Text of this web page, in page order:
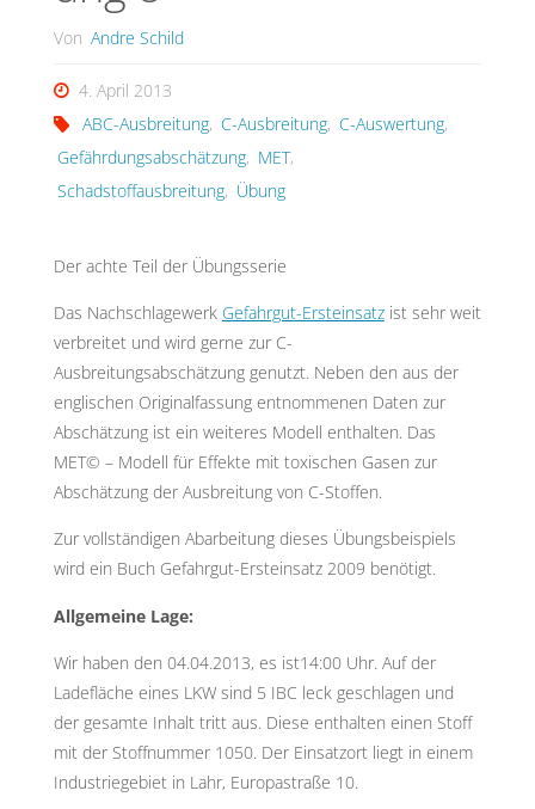
Von Andre Schild
4. April 2013
ABC-Ausbreitung, C-Ausbreitung, C-Auswertung,
Gefährdungsabschätzung, MET,
Schadstoffausbreitung, Übung
Der achte Teil der Übungsserie
Das Nachschlagewerk Gefahrgut-Ersteinsatzist sehr weit
verbreitet und wird gerne zur C-
Ausbreitungsabschätzung genutzt. Neben den aus der
englischen Originalfassung entnommenen Daten zur
Abschätzung ist ein weiteres Modell enthalten. Das
MET© – Modell für Effekte mit toxischen Gasen zur
Abschätzung der Ausbreitung von C-Stoffen.
Zur vollständigen Abarbeitung dieses Übungsbeispiels
wird ein Buch Gefahrgut-Ersteinsatz 2009 benötigt.
Allgemeine Lage:
Wir haben den 04.04.2013, es ist14:00 Uhr. Auf der
Ladefläche eines LKW sind 5 IBC leck geschlagen und
der gesamte Inhalt tritt aus. Diese enthalten einen Stoff
mit der Stoffnummer 1050. Der Einsatzort liegt in einem
Industriegebiet in Lahr, Europastraße 10.